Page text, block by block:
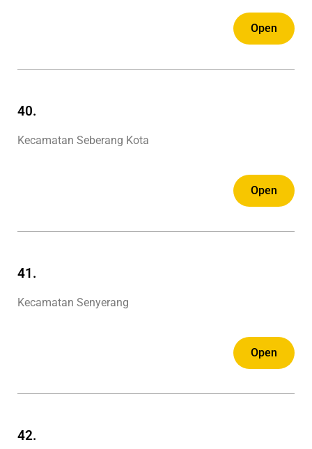
Open
40.
Kecamatan Seberang Kota
Open
41.
Kecamatan Senyerang
Open
42.